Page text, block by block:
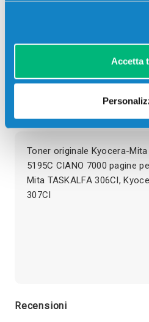
Accetta
giorni ore
Più acquisti, più risparmi:
visualizzare
Toner originale Kyocera-Mita
5195C CIANO 7000 pagine
Mita TASKALFA 306CI,
307CI
Recensioni